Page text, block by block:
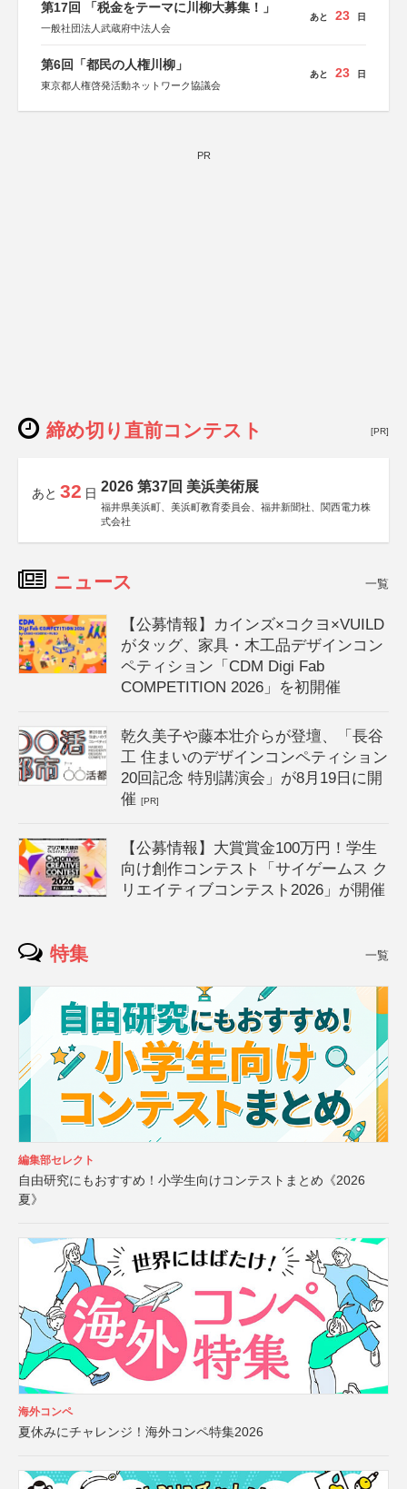
第17回 「税金をテーマに川柳大募集！」
一般社団法人武蔵府中法人会
あと 23 日
第6回「都民の人権川柳」
東京都人権啓発活動ネットワーク協議会
あと 23 日
PR
締め切り直前コンテスト [PR]
あと 32 日 2026 第37回 美浜美術展
福井県美浜町、美浜町教育委員会、福井新聞社、関西電力株
式会社
ニュース 一覧
【公募情報】カインズ×コクヨ×VUILD
がタッグ、家具・木工品デザインコン
ペティション「CDM Digi Fab
COMPETITION 2026」を初開催
乾久美子や藤本壮介らが登壇、「長谷
工 住まいのデザインコンペティション
20回記念 特別講演会」が8月19日に開
催[PR]
【公募情報】大賞賞金100万円！学生
向け創作コンテスト「サイゲームス ク
リエイティブコンテスト2026」が開催
特集 一覧
編集部セレクト
自由研究にもおすすめ！小学生向けコンテストまとめ《2026
夏》
海外コンペ
夏休みにチャレンジ！海外コンペ特集2026